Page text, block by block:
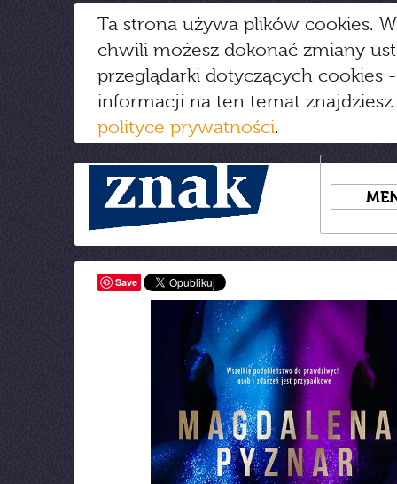
Ta strona używa plików cookies.
chwili możesz dokonać zmiany
przeglądarki dotyczących cookies
informacji na ten temat
polityce prywatności.
Save